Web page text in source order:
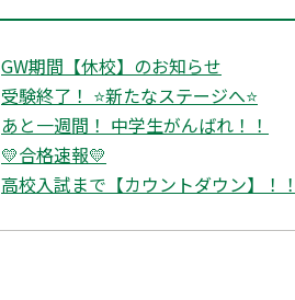
GW期間【休校】のお知らせ
受験終了！ ⭐新たなステージへ⭐
あと一週間！ 中学生がんばれ！！
💛合格速報💛
高校入試まで【カウントダウン】！！